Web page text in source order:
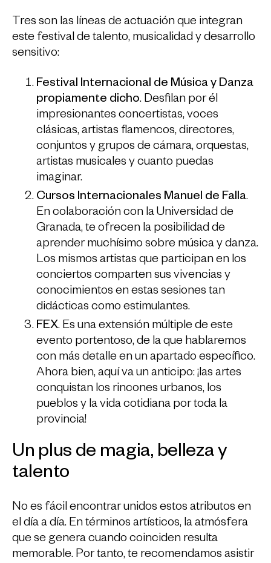
Tres son las líneas de actuación que integran
este festival de talento, musicalidad y desarrollo
sensitivo:
Festival Internacional de Música y Danza
propiamente dicho. Desfilan por él
impresionantes concertistas, voces
clásicas, artistas flamencos, directores,
conjuntos y grupos de cámara, orquestas,
artistas musicales y cuanto puedas
imaginar.
Cursos Internacionales Manuel de Falla.
En colaboración con la Universidad de
Granada, te ofrecen la posibilidad de
aprender muchísimo sobre música y danza.
Los mismos artistas que participan en los
conciertos comparten sus vivencias y
conocimientos en estas sesiones tan
didácticas como estimulantes.
FEX. Es una extensión múltiple de este
evento portentoso, de la que hablaremos
con más detalle en un apartado específico.
Ahora bien, aquí va un anticipo: ¡las artes
conquistan los rincones urbanos, los
pueblos y la vida cotidiana por toda la
provincia!
Un plus de magia, belleza y
talento
No es fácil encontrar unidos estos atributos en
el día a día. En términos artísticos, la atmósfera
que se genera cuando coinciden resulta
memorable. Por tanto, te recomendamos asistir